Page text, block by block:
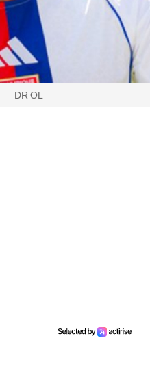
DR OL